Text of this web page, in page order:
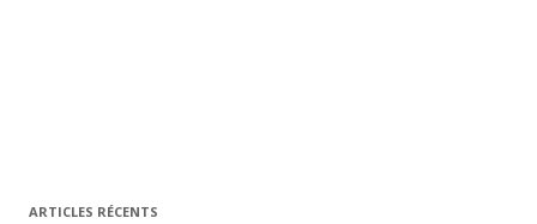
ARTICLES RÉCENTS